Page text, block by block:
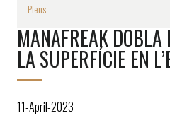
Plens
MANAFREAK
LA SUPERFÍCIE EN
11-April-2023